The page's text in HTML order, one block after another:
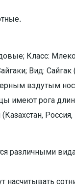
Класс:
Вид: Сайгак
вздутым
имеют рога
различными
насчитывать